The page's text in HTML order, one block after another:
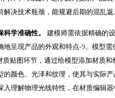
解决技术瓶颈，能规避后期的混乱返
学准确性。
建模师需依据精确的
地呈现产品的外观和特点-9。模型需
质贴图环节，通过给模型添加材质
颜色、光泽和纹理，使其与实际
理解物理光线特性，在材质编辑